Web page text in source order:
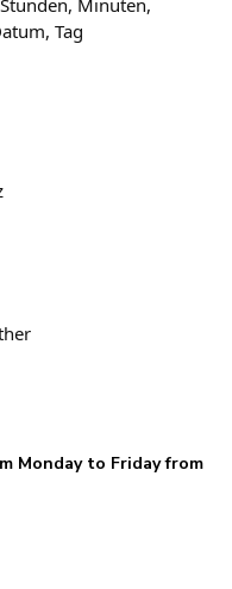
Minuten,
Tag
Monday to Friday from